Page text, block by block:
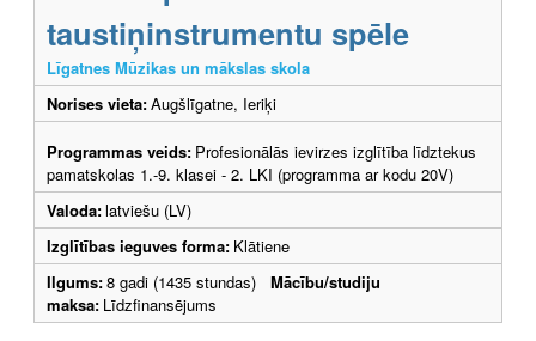
taustiņinstrumentu spēle
Līgatnes Mūzikas un mākslas skola
Norises vieta:Augšlīgatne, Ieriķi
Programmas veids: Profesionālās ievirzes izglītība līdztekus
pamatskolas 1.-9. klasei - 2. LKI (programma ar kodu 20V)
Valoda:latviešu (LV)
Izglītības ieguves forma: Klātiene
Ilgums:8 gadi (1435 stundas) Mācību/studiju
maksa: Līdzfinansējums